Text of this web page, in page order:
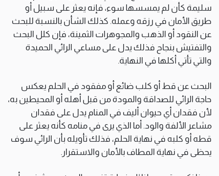
سليمة كأن لم يمسسها سوء، فإنه يعثر على سبيل أو
طريق الأمان في رزقه وعمله. كذلك الشأن بالنسبة للبحث
عن النقود أو الذهب والمجوهرات الثمينة، فإن كلل البحث
والتفتيش بنجاح فذلك يدل على مساعي الرائي الحميدة
والتي تأتي أكلها في النهاية.
البحث عن قط أو كلب ضائع أو مفقود في الحلم يعكس
حاجة الرائي للصداقة والمودة من قبل أهله أو المحيطين به،
لأن فقدان أي حيوان أليف في المنام يدل على فقدان
مشاعر الألفة والود. أما الذي يرى في منامه كأنه يعثر على
قطه أو كلبه في نهاية الحلم، فذلك تأويله بأن الرائي سوف
يحظى في نهاية المطاف بالأمان والاستقرار.